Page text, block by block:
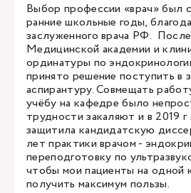
Выбор профессии «врач» был
ранние школьные годы,
заслуженного врача РФ.
Медицинской академии и
ординатуры по
принято решение поступить в
аспирантуру. Совмещать
учёбу на кафедре было
трудности закаляют и в 2019
защитила кандидатскую
лет практики врачом -
переподготовку по
чтобы мои пациенты на одной
получить максимум пользы.